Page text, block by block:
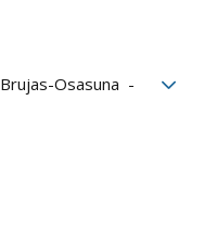
Brujas-Osasuna